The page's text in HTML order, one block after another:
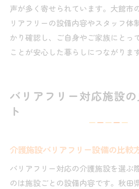
声が多く寄せられています。大館市
リアフリーの設備内容やスタッフ体
かり確認し、ご自身やご家族にとっ
ことが安心した暮らしにつながります
バリアフリー対応施設
ト
介護施設バリアフリー設備の比較
バリアフリー対応の介護施設を選ぶ
のは施設ごとの設備内容です。秋田